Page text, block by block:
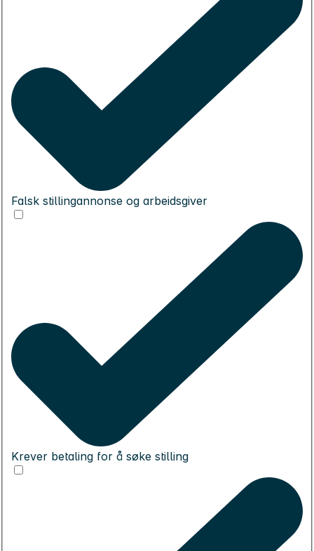
Falsk stillingannonse og arbeidsgiver
Krever betaling for å søke stilling